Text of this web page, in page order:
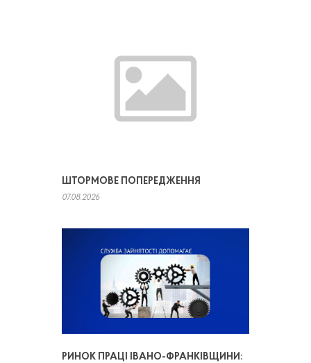
ШТОРМОВЕ ПОПЕРЕДЖЕННЯ
07.08.2026
РИНОК ПРАЦІ ІВАНО-ФРАНКІВЩИНИ: